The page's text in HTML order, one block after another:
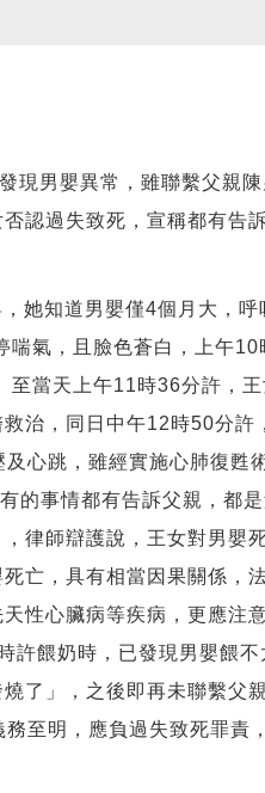
現男嬰異常，雖聯繫父親
認過失致死，宣稱都有告
她知道男嬰僅4個月大，呼
氣，且臉色蒼白，上午10
當天上午11時36分許，
治，同日中午12時50分許
心跳，雖經實施心肺復甦
的事情都有告訴父親，都
律師辯護說，王女對男嬰
亡，具有相當因果關係，
性心臟病等疾病，更應注
許餵奶時，已發現男嬰餵不
了」，之後即再未聯繫父
至明，應負過失致死罪責